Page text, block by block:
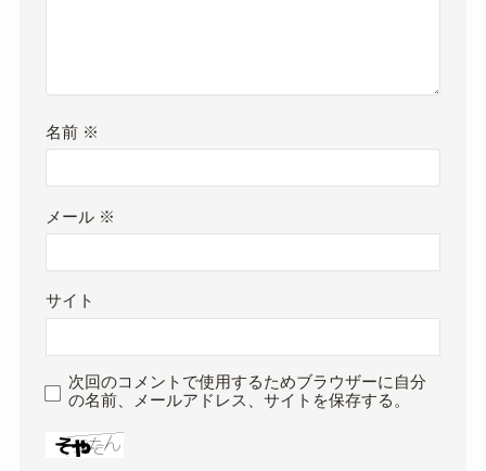
名前 ※
メール ※
サイト
次回のコメントで使用するためブラウザーに自分
の名前、メールアドレス、サイトを保存する。